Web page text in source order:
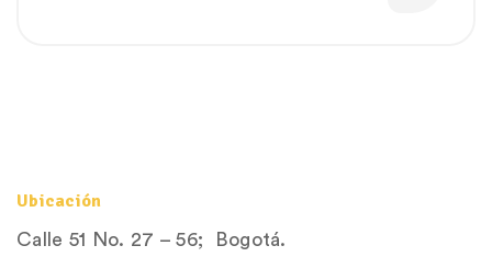
Ubicación
Calle 51 No. 27 – 56; Bogotá.